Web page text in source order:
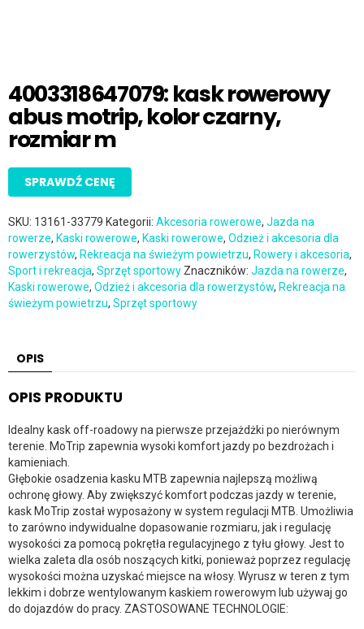
4003318647079: kask rowerowy
abus motrip, kolor czarny,
rozmiar m
SPRAWDŹ CENĘ
SKU: 13161-33779 Kategorii: Akcesoria rowerowe, Jazda na
rowerze, Kaski rowerowe, Kaski rowerowe, Odzież i akcesoria dla
rowerzystów, Rekreacja na świeżym powietrzu, Rowery i akcesoria,
Sport i rekreacja, Sprzęt sportowy Znaczników: Jazda na rowerze,
Kaski rowerowe, Odzież i akcesoria dla rowerzystów, Rekreacja na
świeżym powietrzu, Sprzęt sportowy
OPIS
OPIS PRODUKTU
Idealny kask off-roadowy na pierwsze przejażdżki po nierównym
terenie. MoTrip zapewnia wysoki komfort jazdy po bezdrożach i
kamieniach.
Głębokie osadzenia kasku MTB zapewnia najlepszą możliwą
ochronę głowy. Aby zwiększyć komfort podczas jazdy w terenie,
kask MoTrip został wyposażony w system regulacji MTB. Umożliwia
to zarówno indywidualne dopasowanie rozmiaru, jak i regulację
wysokości za pomocą pokrętła regulacyjnego z tyłu głowy. Jest to
wielka zaleta dla osób noszących kitki, ponieważ poprzez regulację
wysokości można uzyskać miejsce na włosy. Wyrusz w teren z tym
lekkim i dobrze wentylowanym kaskiem rowerowym lub używaj go
do dojazdów do pracy. ZASTOSOWANE TECHNOLOGIE: